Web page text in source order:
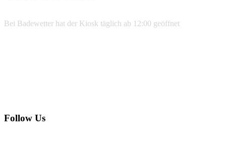
Bei Badewetter hat der Kiosk täglich ab 12:00 geöffnet
Follow Us